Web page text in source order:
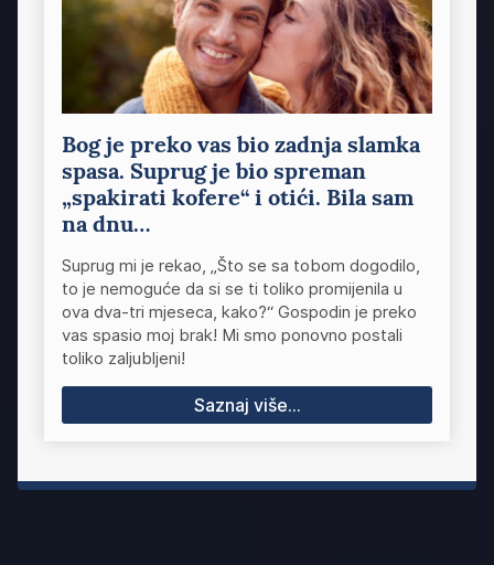
Bog je preko vas bio zadnja slamka
spasa. Suprug je bio spreman
„spakirati kofere“ i otići. Bila sam
na dnu…
Suprug mi je rekao, „Što se sa tobom dogodilo,
to je nemoguće da si se ti toliko promijenila u
ova dva-tri mjeseca, kako?“ Gospodin je preko
vas spasio moj brak! Mi smo ponovno postali
toliko zaljubljeni!
Saznaj više...